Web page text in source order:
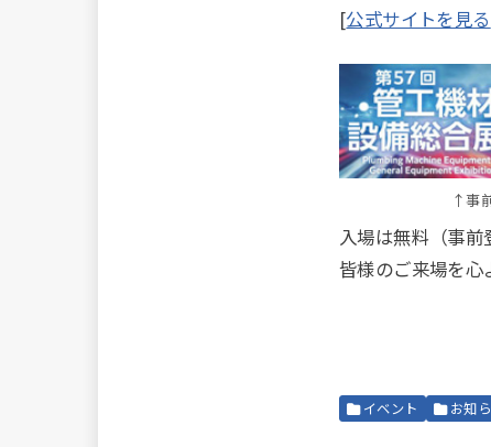
[公式サイトを見る
↑事
入場は無料（事前
皆様のご来場を心
イベント お知